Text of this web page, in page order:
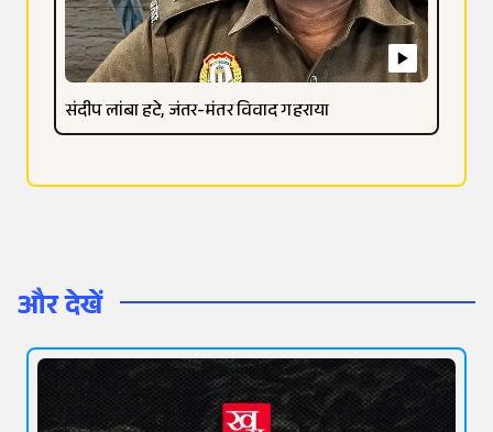
संदीप लांबा हटे, जंतर-मंतर विवाद गहराया
और देखें